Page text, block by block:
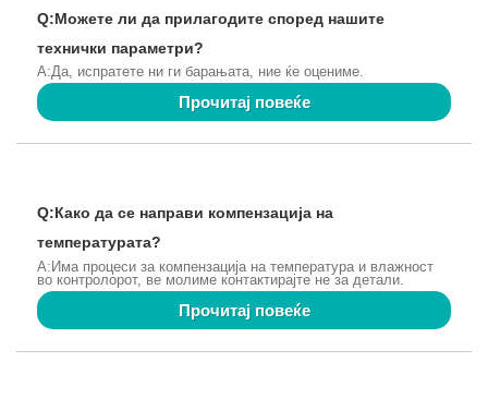
Q:Можете ли да прилагодите според нашите
технички параметри?
A:Да, испратете ни ги барањата, ние ќе оцениме.
Прочитај повеќе
Q:Како да се направи компензација на
температурата?
A:Има процеси за компензација на температура и влажност
во контролорот, ве молиме контактирајте не за детали.
Прочитај повеќе